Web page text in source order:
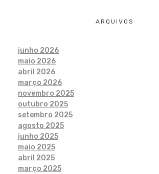
ARQUIVOS
junho 2026
maio 2026
abril 2026
março 2026
novembro 2025
outubro 2025
setembro 2025
agosto 2025
junho 2025
maio 2025
abril 2025
março 2025